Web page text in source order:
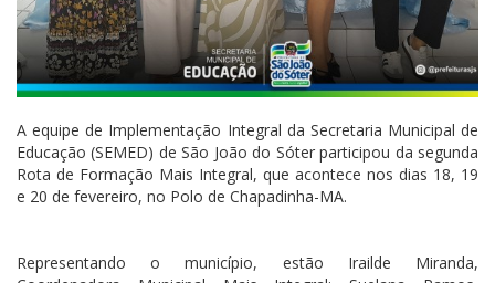
A equipe de Implementação Integral da Secretaria Municipal de
Educação (SEMED) de São João do Sóter participou da segunda
Rota de Formação Mais Integral, que acontece nos dias 18, 19
e 20 de fevereiro, no Polo de Chapadinha-MA.
Representando o município, estão Irailde Miranda,